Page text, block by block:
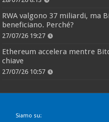
RWA valgono 37 miliardi, ma
beneficiano. Perché?
27/07/26 19:27
Ethereum accelera mentre
chiave
27/07/26 10:57
Siamo su: